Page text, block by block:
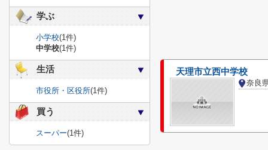
天理市立西中学校
奈良
学ぶ
小学校(1件)
中学校(1件)
生活
市役所・区役所(1件)
買う
スーパー(1件)